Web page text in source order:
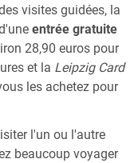
visites guidées, la
entrée gratuite
28,90 euros pour
et la Leipzig Card
les achetez pour
l'un ou l'autre
beaucoup voyager